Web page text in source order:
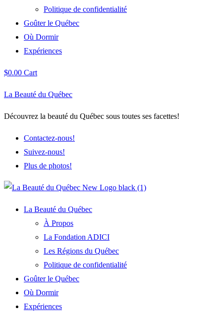
Politique de confidentialité
Goûter le Québec
Où Dormir
Expériences
$0.00 Cart
La Beauté du Québec
Découvrez la beauté du Québec sous toutes ses facettes!
Contactez-nous!
Suivez-nous!
Plus de photos!
La Beauté du Québec
À Propos
La Fondation ADICI
Les Régions du Québec
Politique de confidentialité
Goûter le Québec
Où Dormir
Expériences